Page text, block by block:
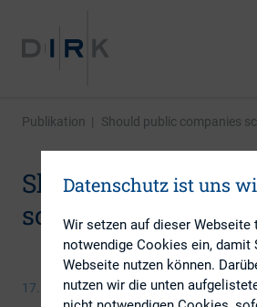
Publikation | Should public companies
Should public
scrap future
17. März 2015
Datenschutz ist uns
Wir setzen auf dieser Webseite
notwendige Cookies ein, damit
Webseite nutzen können.
nutzen wir die unten